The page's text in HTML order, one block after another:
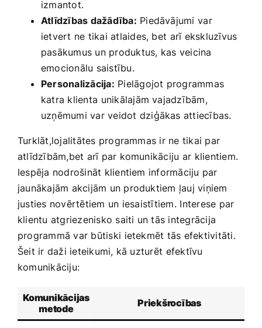
izmantot.
Atlīdzības ‌dažādība: Piedāvājumi ⁣var​
ietvert ne tikai​ atlaides, bet ⁤arī ekskluzīvus⁢
pasākumus‍ un produktus, kas⁤ veicina
emocionālu saistību.
Personalizācija: Pielāgojot programmas
katra klienta⁢ unikālajām vajadzībām,
uzņēmumi var veidot dziģākas attiecības.
Turklāt,lojalitātes programmas ir ne tikai par
atlīdzībām,bet arī par​ komunikāciju ⁣ar klientiem.
Iespēja nodrošināt klientiem‍ informāciju par⁤
jaunākajām akcijām un produktiem ļauj viņiem
justies novērtētiem ⁣un iesaistītiem. ⁣Interese par‌
klientu atgriezenisko‌ saiti un tās integrācija
programmā var būtiski⁢ ietekmēt ​tās efektivitāti.
Šeit ir daži ‌ieteikumi, kā uzturēt ⁤efektīvu
komunikāciju:
Komunikācijas
metode
Priekšrocības